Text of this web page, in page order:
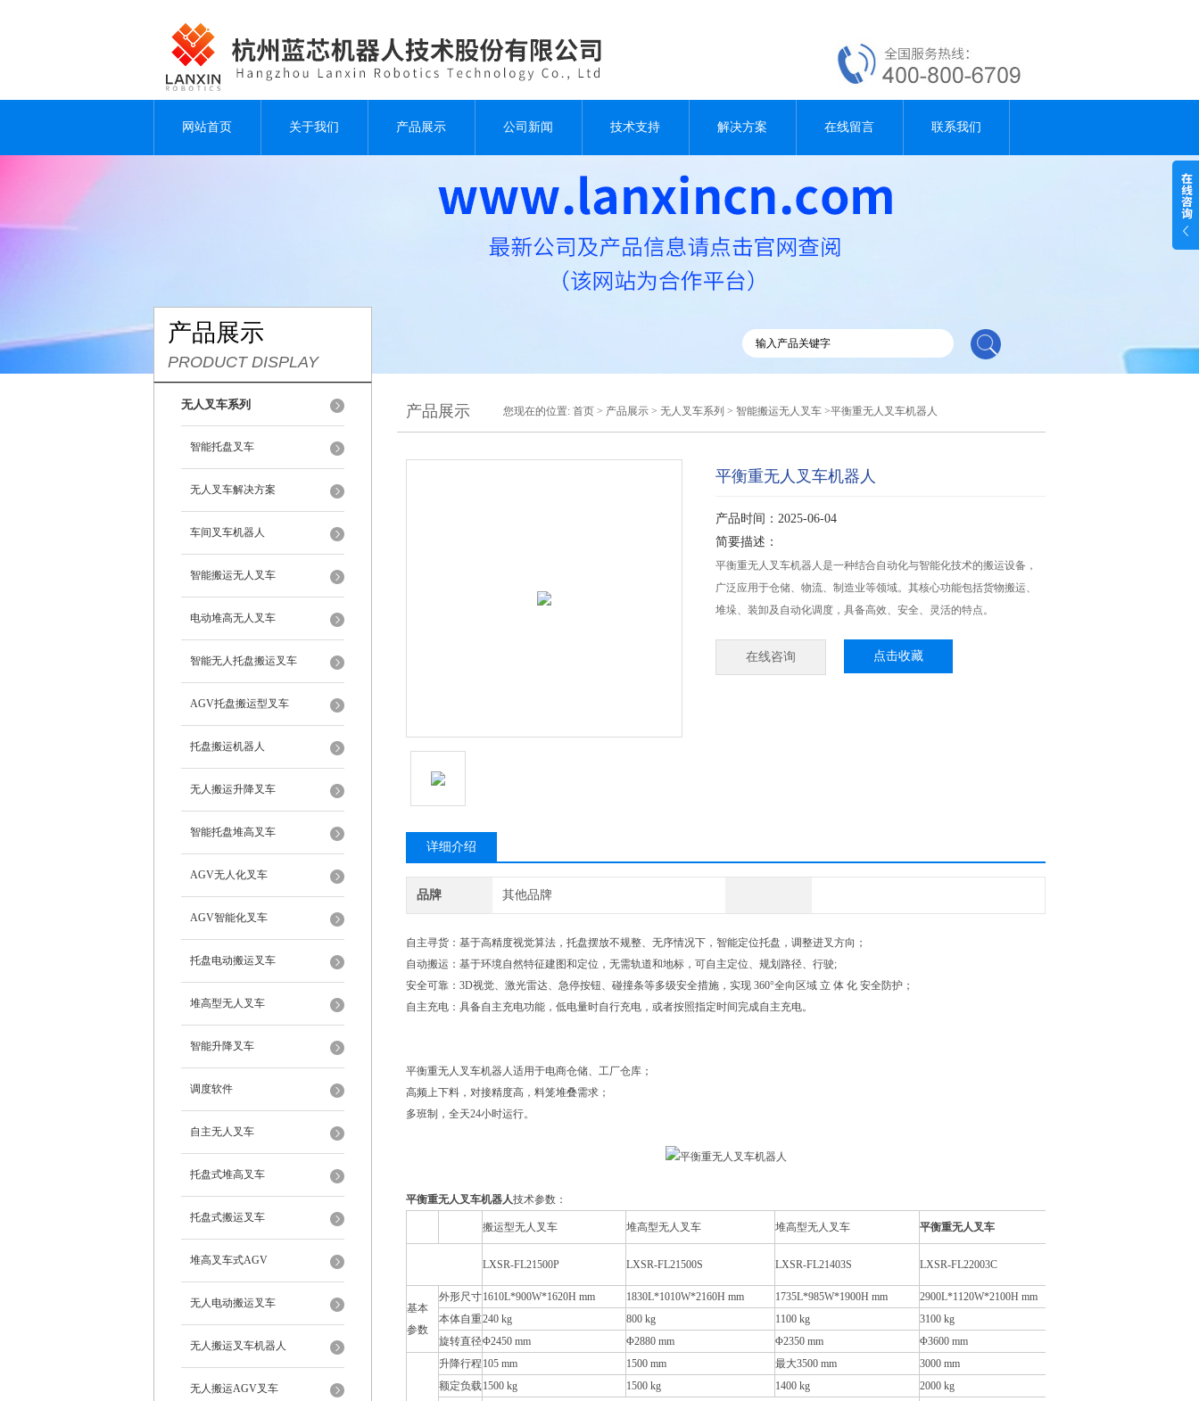
网站首页 关于我们 产品展示 公司新闻 技术支持 解决方案 在线留言 联系我们
产品展示
PRODUCT DISPLAY
无人叉车系列
智能托盘叉车
无人叉车解决方案
车间叉车机器人
智能搬运无人叉车
电动堆高无人叉车
智能无人托盘搬运叉车
AGV托盘搬运型叉车
托盘搬运机器人
无人搬运升降叉车
智能托盘堆高叉车
AGV无人化叉车
AGV智能化叉车
托盘电动搬运叉车
堆高型无人叉车
智能升降叉车
调度软件
自主无人叉车
托盘式堆高叉车
托盘式搬运叉车
堆高叉车式AGV
无人电动搬运叉车
无人搬运叉车机器人
无人搬运AGV叉车
产品展示 您现在的位置: 首页 > 产品展示 > 无人叉车系列 > 智能搬运无人叉车 >平衡重无人叉车机器人
平衡重无人叉车机器人
产品时间：2025-06-04
简要描述：
平衡重无人叉车机器人是一种结合自动化与智能化技术的搬运设备，
广泛应用于仓储、物流、制造业等领域。其核心功能包括货物搬运、
堆垛、装卸及自动化调度，具备高效、安全、灵活的特点。
在线咨询 点击收藏
详细介绍
品牌 其他品牌
自主寻货：基于高精度视觉算法，托盘摆放不规整、无序情况下，智能定位托盘，调整进叉方向；
自动搬运：基于环境自然特征建图和定位，无需轨道和地标，可自主定位、规划路径、行驶;
安全可靠：3D视觉、激光雷达、急停按钮、碰撞条等多级安全措施，实现 360°全向区域 立 体 化 安全防护；
自主充电：具备自主充电功能，低电量时自行充电，或者按照指定时间完成自主充电。
平衡重无人叉车机器人适用于电商仓储、工厂仓库；
高频上下料，对接精度高，料笼堆叠需求；
多班制，全天24小时运行。
平衡重无人叉车机器人技术参数：
搬运型无人叉车 堆高型无人叉车 堆高型无人叉车 平衡重无人叉车
LXSR-FL21500P LXSR-FL21500S LXSR-FL21403S LXSR-FL22003C
基本
参数
外形尺寸1610L*900W*1620H mm 1830L*1010W*2160H mm 1735L*985W*1900H mm
2900L*1120W*2100H mm
本体自重240 kg 800 kg 1100 kg
3100 kg
旋转直径Φ2450 mm Φ2880 mm Φ2350 mm Φ3600 mm
升降行程 105 mm 1500 mm 最大3500 mm
3000 mm
额定负载1500 kg 1500 kg 1400 kg
2000 kg